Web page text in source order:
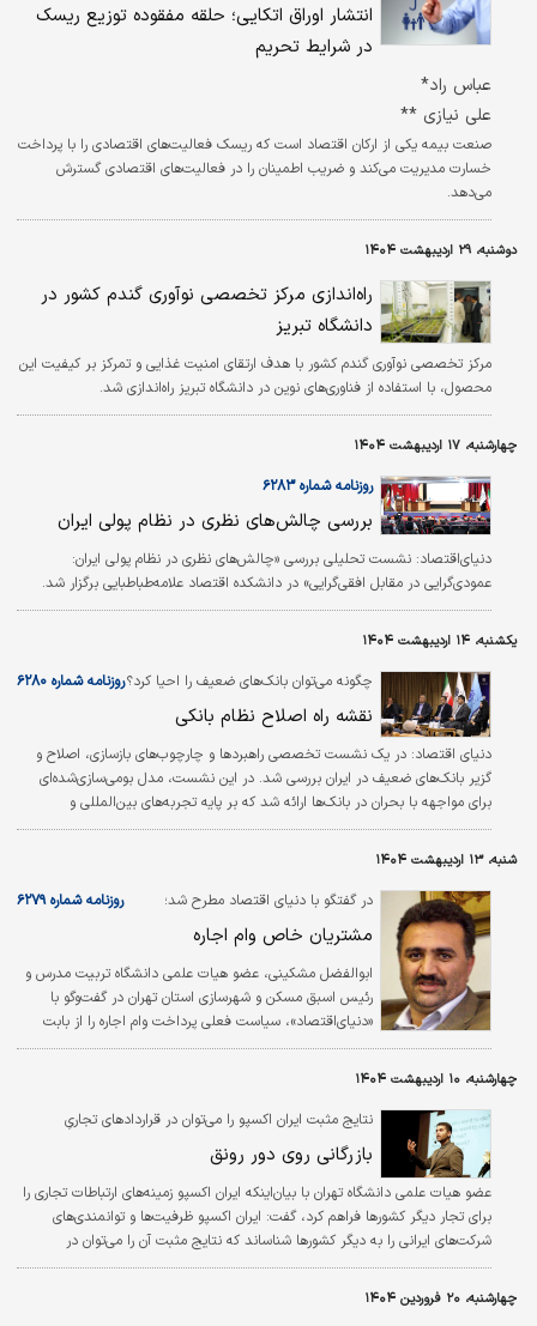
انتشار اوراق اتکایی؛ حلقه مفقوده توزیع ریسک
در شرایط تحریم
عباس راد*
علی نیازی **
صنعت بیمه یکی از ارکان اقتصاد است که ریسک فعالیت‌های اقتصادی را با پرداخت
خسارت مدیریت می‌کند و ضریب اطمینان را در فعالیت‌های اقتصادی گسترش
می‌دهد.
دوشنبه، ۲۹ اردیبهشت ۱۴۰۴
راه‌اندازی مرکز تخصصی نوآوری گندم کشور در
دانشگاه تبریز
مرکز تخصصی نوآوری گندم کشور با هدف ارتقای امنیت غذایی و تمرکز بر کیفیت این
محصول، با استفاده از فناوری‌های نوین در دانشگاه تبریز راه‌اندازی شد.
چهارشنبه، ۱۷ اردیبهشت ۱۴۰۴
روزنامه شماره ۶۲۸۳
بررسی چالش‏‏‌های نظری در نظام پولی ایران
دنیای‌اقتصاد: نشست تحلیلی بررسی «چالش‌‌‌های نظری در نظام پولی ایران:
عمودی‌‌‌گرایی در مقابل افقی‌‌‌گرایی» در دانشکده اﻗﺘﺼﺎد ﻋﻼﻣﻪﻃﺒﺎﻃﺒﺎیی برگزار شد.
یکشنبه، ۱۴ اردیبهشت ۱۴۰۴
چگونه می‌توان بانک‌‌‌های ضعیف را احیا کرد؟روزنامه شماره ۶۲۸۰
نقشه راه اصلاح نظام بانکی
دنياي اقتصاد: در یک نشست تخصصی راهبردها و چارچوب‌‌‌های بازسازی، اصلاح و
گزیر بانک‌‌‌های ضعیف در ایران بررسی شد. در این نشست، مدل بومی‌‌‌سازی‌‌‌شده‌‌‌ای
برای مواجهه با بحران در بانک‌‌‌ها ارائه شد که بر پایه تجربه‌های بین‌المللی و
استانداردهای نهادهایی مانند کمیته بال و هیات ثبات مالی طراحی شده است.
همچنین، چالش‌‌‌های قانونی، زیرساختی و نظارتی نظام بانکی ایران، لزوم تکمیل
قوانین مرتبط، نقش بانک مرکزی و صندوق ضمانت سپرده‌ها و اهمیت اجماع
حاکمیتی برای اصلاحات اساسی در نظام بانکی بررسی شد.
شنبه، ۱۳ اردیبهشت ۱۴۰۴
در گفتگو با دنیای اقتصاد مطرح شد؛ روزنامه شماره ۶۲۷۹
مشتریان خاص وام اجاره
ابوالفضل مشکینی، عضو هیات علمی دانشگاه تربیت مدرس و
رئیس اسبق مسکن و شهرسازی استان تهران در گفت‌وگو با
«دنیای‌‌اقتصاد»، سیاست فعلی پرداخت وام اجاره را از بابت
«اصابت به گروه‌های غیراز جامعه هدف» مورد انتقاد قرار داد.
چهارشنبه، ۱۰ اردیبهشت ۱۴۰۴
نتایج مثبت ایران اکسپو را می‌توان در قراردادهای تجاریِ
منعقدشده مشاهده کرد
بازرگانی روی دور رونق
عضو هیات علمی دانشگاه تهران با بیان‌اینکه ایران اکسپو زمینه‌های ارتباطات تجاری را
برای تجار دیگر کشورها فراهم کرد، گفت: ایران اکسپو ظرفیت‌ها و توانمندی‌های
شرکت‌های ایرانی را به دیگر کشورها شناساند که نتایج مثبت آن را می‌توان در
قراردادهای تجاری که منعقد شده مشاهده کرد.
چهارشنبه، ۲۰ فروردین ۱۴۰۴